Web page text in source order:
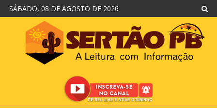
SÁBADO, 08 DE AGOSTO DE 2026